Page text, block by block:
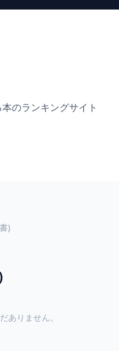
のランキングサイト
)
ありません。